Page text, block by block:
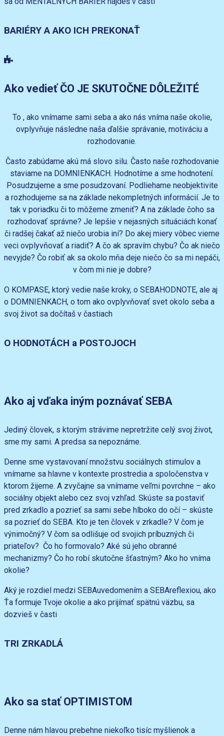
BARIÉRY A AKO ICH PREKONAŤ
Ako vedieť ČO JE SKUTOČNE DÔLEŽITÉ
To , ako vnímame sami seba a ako nás vníma naše okolie,
ovplyvňuje následne naša ďalšie správanie, motiváciu a
rozhodovanie.
Často zabúdame akú má slovo silu. Často naše rozhodovanie
staviame na DOMNIENKACH. Hodnotíme a sme hodnotení.
Posudzujeme a sme posudzovaní. Podliehame neobjektivite
a rozhodujeme sa na základe nekompletných informácií. Je to
tak v poriadku či to môžeme zmeniť? A na základe čoho sa
rozhodovať správne? Je lepšie v nejasných situáciách konať
či radšej čakať až niečo urobia iní? Do akej miery vôbec vieme
veci ovplyvňovať a riadiť? A čo ak spravím chybu? Čo ak niečo
nevyjde? Čo robiť ak sa okolo mňa deje niečo čo sa mi nepáči,
v čom mi nie je dobre?
O KOMPASE, ktorý vedie naše kroky, o SEBAHODNOTE, ale aj
o DOMNIENKACH, o tom ako ovplyvňovať svet okolo seba a
svoj život sa dočítaš v častiach
O HODNOTÁCH a POSTOJOCH
Ako aj vďaka iným poznávať SEBA
Jediný človek, s ktorým strávime nepretržite celý svoj život,
sme my sami. A predsa sa nepoznáme.
Denne sme vystavovaní množstvu sociálnych stimulov a
vnímame sa hlavne v kontexte prostredia a spoločenstva v
ktorom žijeme. A zvyčajne sa vnímame veľmi povrchne – ako
sociálny objekt alebo cez svoj vzhľad. Skúste sa postaviť
pred zrkadlo a pozrieť sa sami sebe hlboko do očí – skúste
sa pozrieť do SEBA. Kto je ten človek v zrkadle? V čom je
výnimočný? V čom sa odlišuje od svojich príbuzných či
priateľov? Čo ho formovalo? Aké sú jeho obranné
mechanizmy? Čo ho robí skutočne šťastným? Ako ho vníma
okolie?
Aký je rozdiel medzi SEBAuvedomením a SEBAreflexiou, ako
Ťa formuje Tvoje okolie a ako prijímať spätnú väzbu, sa
dozvieš v časti
TRI ZRKADLÁ
Ako sa stať OPTIMISTOM
Denne nám hlavou prebehne niekoľko tisíc myšlienok a